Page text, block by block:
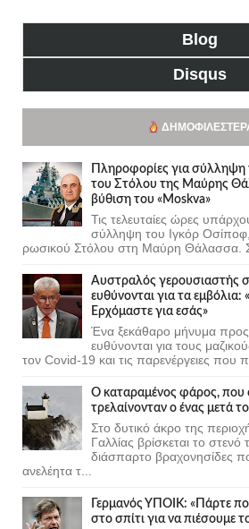
Blog
Disqus
Πληροφορίες για σύλληψη
του Στόλου της Mαύρης
βύθιση του «Moskva»
Τις τελευταίες ώρες
σύλληψη του Ιγκόρ
ρωσικού Στόλου στη Μαύρη Θάλασσα.
Αυστραλός γερουσιαστής
ευθύνονται για τα εμβόλια:
Ερχόμαστε για εσάς»
Ένα ξεκάθαρο μήνυμα προς
ευθύνονται για τους
τον Covid-19 και τις παρενέργειες που
Ο καταραμένος φάρος, που
τρελαίνονταν ο ένας μετά
Στο δυτικό άκρο της
Γαλλίας βρίσκεται το στενό
διάσπαρτο βραχονησίδες
ανελέητα τ...
Γερμανός ΥΠΟΙΚ: «Πάρτε
στο σπίτι για να πιέσουμε